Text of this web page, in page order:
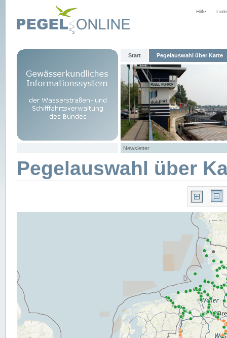
Hilfe
Start Pegelauswahl über Karte
Newsletter
Pegelauswahl über